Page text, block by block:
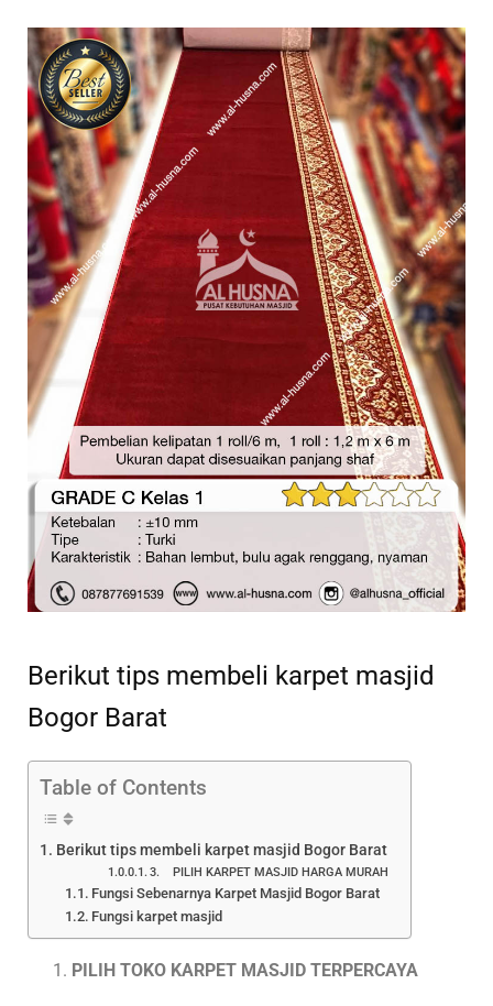
Berikut tips membeli karpet masjid
Bogor Barat
Table of Contents
Berikut tips membeli karpet masjid Bogor Barat
3. PILIH KARPET MASJID HARGA MURAH
Fungsi Sebenarnya Karpet Masjid Bogor Barat
Fungsi karpet masjid
PILIH TOKO KARPET MASJID TERPERCAYA